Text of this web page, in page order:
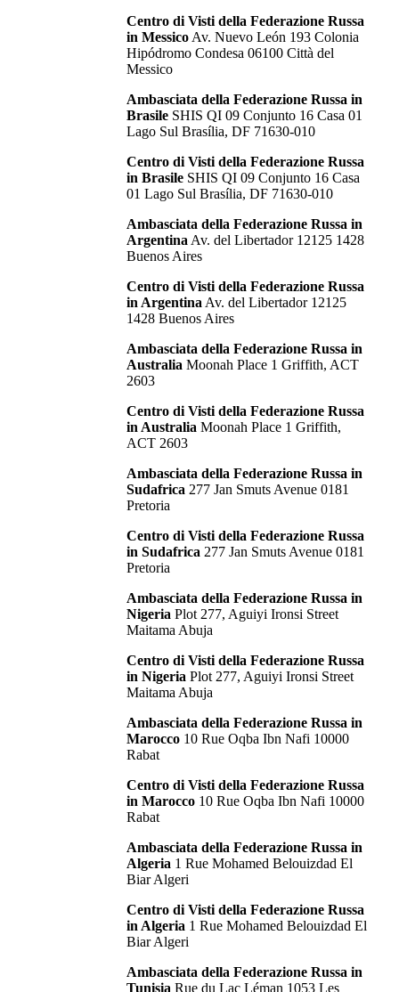
Centro di Visti della Federazione Russa
in Messico Av. Nuevo León 193 Colonia
Hipódromo Condesa 06100 Città del
Messico
Ambasciata della Federazione Russa in
Brasile SHIS QI 09 Conjunto 16 Casa 01
Lago Sul Brasília, DF 71630-010
Centro di Visti della Federazione Russa
in Brasile SHIS QI 09 Conjunto 16 Casa
01 Lago Sul Brasília, DF 71630-010
Ambasciata della Federazione Russa in
Argentina Av. del Libertador 12125 1428
Buenos Aires
Centro di Visti della Federazione Russa
in Argentina Av. del Libertador 12125
1428 Buenos Aires
Ambasciata della Federazione Russa in
Australia Moonah Place 1 Griffith, ACT
2603
Centro di Visti della Federazione Russa
in Australia Moonah Place 1 Griffith,
ACT 2603
Ambasciata della Federazione Russa in
Sudafrica 277 Jan Smuts Avenue 0181
Pretoria
Centro di Visti della Federazione Russa
in Sudafrica 277 Jan Smuts Avenue 0181
Pretoria
Ambasciata della Federazione Russa in
Nigeria Plot 277, Aguiyi Ironsi Street
Maitama Abuja
Centro di Visti della Federazione Russa
in Nigeria Plot 277, Aguiyi Ironsi Street
Maitama Abuja
Ambasciata della Federazione Russa in
Marocco 10 Rue Oqba Ibn Nafi 10000
Rabat
Centro di Visti della Federazione Russa
in Marocco 10 Rue Oqba Ibn Nafi 10000
Rabat
Ambasciata della Federazione Russa in
Algeria 1 Rue Mohamed Belouizdad El
Biar Algeri
Centro di Visti della Federazione Russa
in Algeria 1 Rue Mohamed Belouizdad El
Biar Algeri
Ambasciata della Federazione Russa in
Tunisia Rue du Lac Léman 1053 Les